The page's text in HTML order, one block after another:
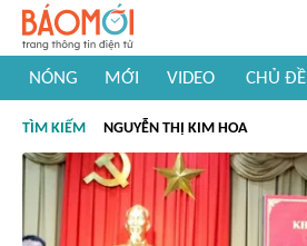
NÓNG MỚI VIDEO CHỦ ĐỀ
#Khám phá thế giới
TÌM KIẾM NGUYỄN THỊ KIM HOA